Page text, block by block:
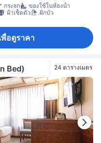
กระจก
ของใช้ในห้องน้ำ
ผ้าเช็ดตัว
ฝักบัว
พื่อดูราคา
Bed) 24 ตารางเมตร